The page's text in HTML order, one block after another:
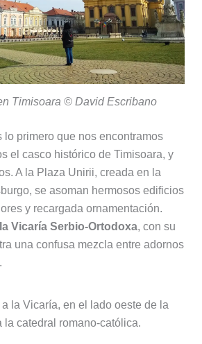
Timisoara © David Escribano
lo primero que nos encontramos
el casco histórico de Timisoara, y
A la Plaza Unirii, creada en la
se asoman hermosos edificios
y recargada ornamentación.
la Vicaría Serbio-Ortodoxa, con su
una confusa mezcla entre adornos
la Vicaría, en el lado oeste de la
la catedral romano-católica.